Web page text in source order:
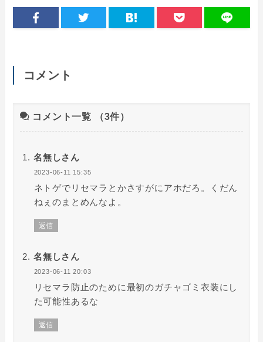
コメント
コメント一覧 （3件）
名無しさん
2023-06-11 15:35
ネトゲでリセマラとかさすがにアホだろ。くだん
ねぇのまとめんなよ。
返信
名無しさん
2023-06-11 20:03
リセマラ防止のために最初のガチャゴミ衣装にし
た可能性あるな
返信